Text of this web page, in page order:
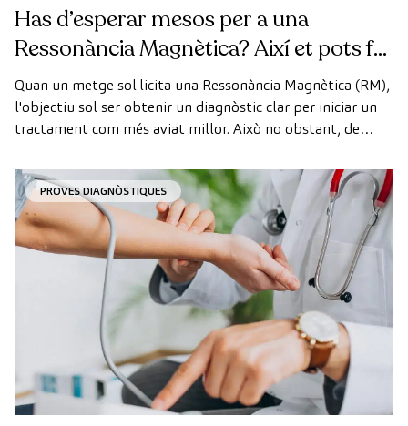
Has d’esperar mesos per a una
Ressonància Magnètica? Així et pots fer
la prova de manera ràpida com a
pacient privat
Quan un metge sol·licita una Ressonància Magnètica (RM),
l'objectiu sol ser obtenir un diagnòstic clar per iniciar un
tractament com més aviat millor. Això no obstant, de
poden trigar més del desitjat.
PROVES DIAGNÒSTIQUES